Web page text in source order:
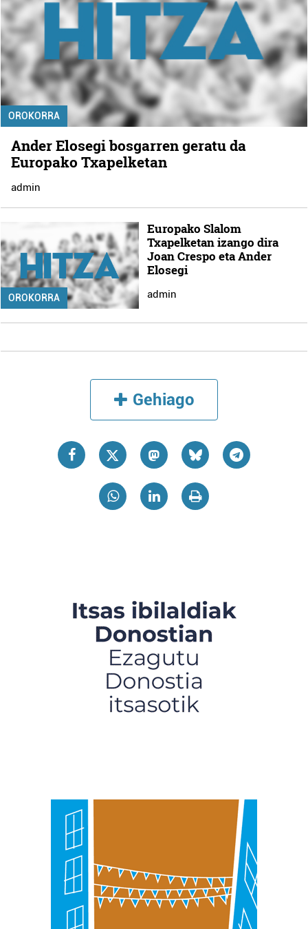
OROKORRA
Ander Elosegi bosgarren geratu da
Europako Txapelketan
admin
OROKORRA
Europako Slalom
Txapelketan izango dira
Joan Crespo eta Ander
Elosegi
admin
Gehiago